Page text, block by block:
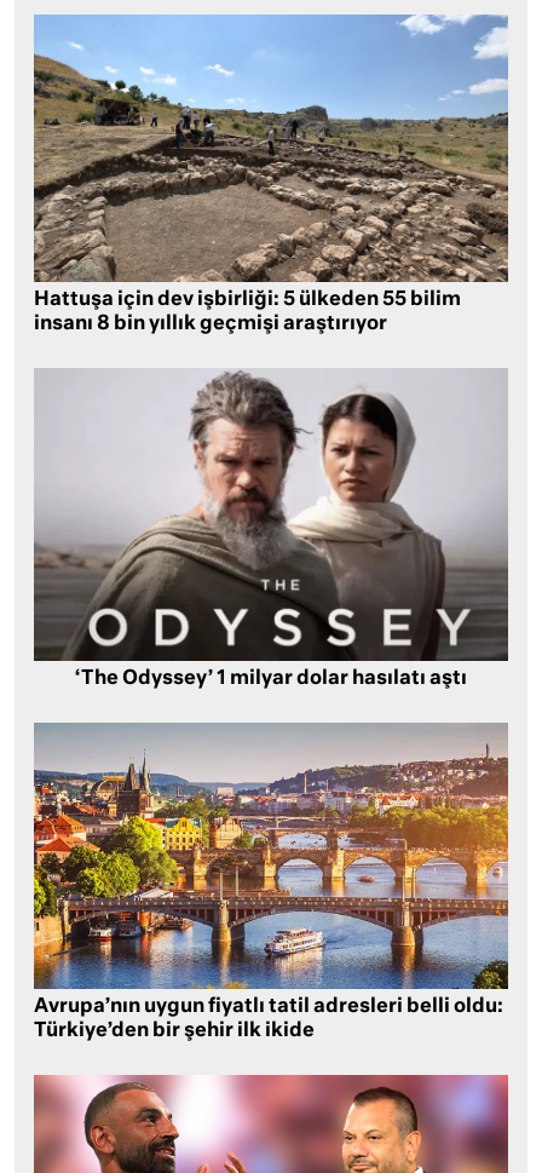
Hattuşa için dev işbirliği: 5 ülkeden 55 bilim
insanı 8 bin yıllık geçmişi araştırıyor
‘The Odyssey’ 1 milyar dolar hasılatı aştı
Avrupa’nın uygun fiyatlı tatil adresleri belli oldu:
Türkiye’den bir şehir ilk ikide